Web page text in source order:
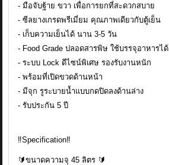
- มือจับฐ้าย ขวา เพื่อการยกที่สะดวกสบาย
- ซีลยางเกรดพรีเมี่ยม คุณภาพเดียวกับตู้เย็น
- เก็บความเย็นได้ นาน 3-5 วัน
- Food Grade ปลอดสารพิษ ใช้บรรจุอาหารได้
- ระบบ Lock ดีไซน์พิเศษ รองรับงานหนัก
- พร้อมที่เปิดขวดด้านหน้า
- มีจุก รูระบายน้ำแบบกดปิดลงด้านล่าง
- รับประกัน 5 ปี
‼️Specification‼️
🔰ขนาดความจุ 45 ลิตร 🔰